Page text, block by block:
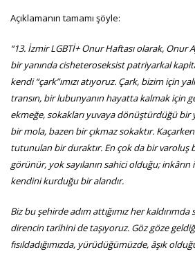
Açıklamanın tamamı şöyle:
“13. İzmir LGBTİ+ Onur Haftası olarak, Onur
bir yanında cisheteroseksist patriyarkal
kendi “çark”ımızı atıyoruz. Çark, bizim için
transın, bir lubunyanın hayatta kalmak için
ekmeğe, sokakları yuvaya dönüştürdüğü bir
bir mola, bazen bir çıkmaz sokaktır.
tutunulan bir duraktır. En çok da bir varoluş
görünür, yok sayılanın sahici olduğu; inkârın
kendini kurduğu bir alandır.
Biz bu şehirde adım attığımız her
direncin tarihini de taşıyoruz. Göz göze
fısıldadığımızda, yürüdüğümüzde, âşık